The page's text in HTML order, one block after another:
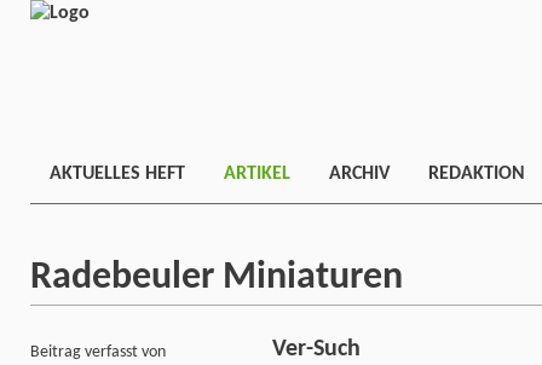
AKTUELLES HEFT ARTIKEL ARCHIV REDAKTION
Radebeuler Miniaturen
Ver-Such
Beitrag verfasst von